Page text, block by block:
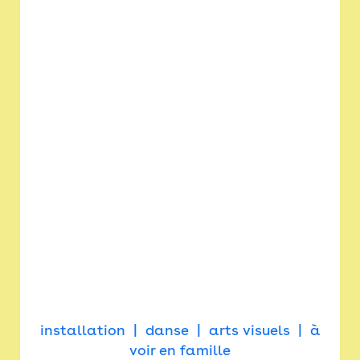
installation danse arts visuels
à
voir en famille